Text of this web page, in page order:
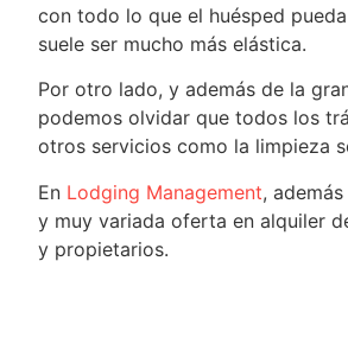
con todo lo que el huésped
suele ser mucho más elástica.
Por otro lado, y además de la
podemos olvidar que todos los
otros servicios como la limpieza
En Lodging Management,
y muy variada oferta en alquiler
y propietarios.